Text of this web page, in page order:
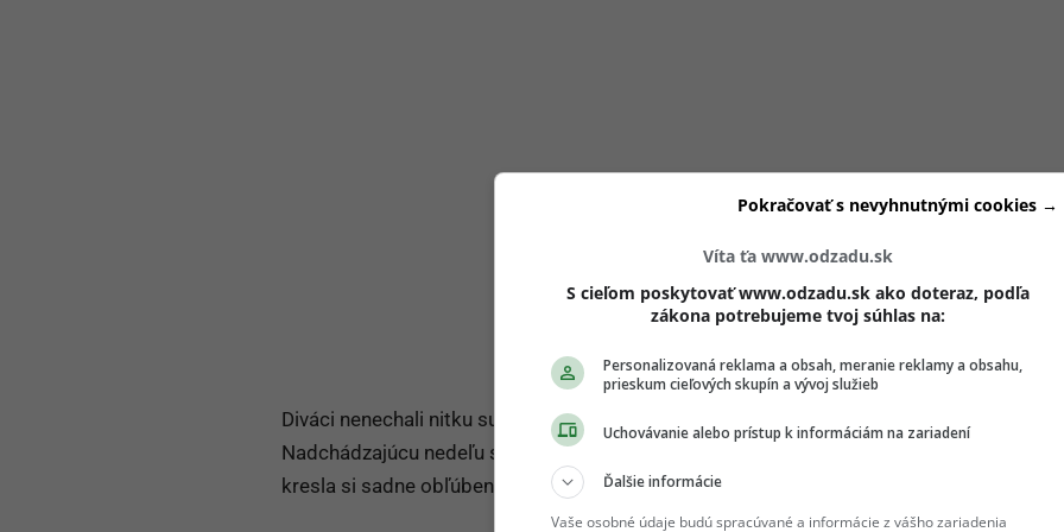
Diváci nenechali nitku suchú ani na prekladateľke, ktorá tlmočila slová porotkyne Pauly
Nadchádzajúcu nedeľu sa to však určite nezopakuje, keďže do hosťovského
kresla si sadne obľúbená slovenská herečka.
Víta ťa www.odzadu.sk
S cieľom poskytovať www.odzadu.sk ako doteraz, podľa
zákona potrebujeme tvoj súhlas na:
Personalizovaná reklama a obsah, meranie reklamy a obsahu,
prieskum cieľových skupín a vývoj služieb
Uchovávanie alebo prístup k informáciám na zariadení
Ďalšie informácie
Vaše osobné údaje budú spracúvané a informácie z vášho zariadenia
Pokračovať s nevyhnutnými cookies →